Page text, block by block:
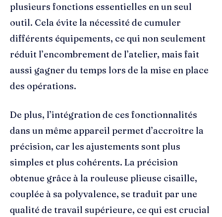
plusieurs fonctions essentielles en un seul
outil. Cela évite la nécessité de cumuler
différents équipements, ce qui non seulement
réduit l’encombrement de l’atelier, mais fait
aussi gagner du temps lors de la mise en place
des opérations.
De plus, l’intégration de ces fonctionnalités
dans un même appareil permet d’accroître la
précision, car les ajustements sont plus
simples et plus cohérents. La précision
obtenue grâce à la rouleuse plieuse cisaille,
couplée à sa polyvalence, se traduit par une
qualité de travail supérieure, ce qui est crucial